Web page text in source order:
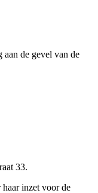
de gevel van de
33.
haar inzet voor de